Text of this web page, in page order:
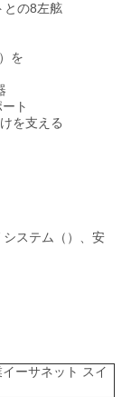
との8左舷
を
ト
を支える
ステム（）、安
ーサネット スイ